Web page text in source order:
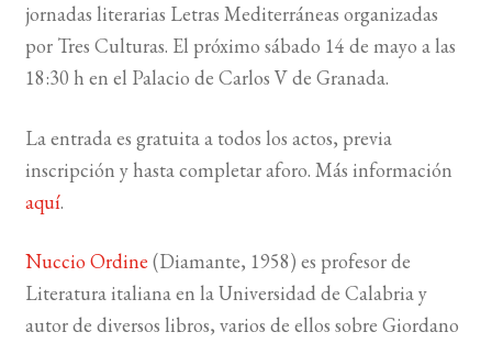
jornadas literarias Letras Mediterráneas organizadas
por Tres Culturas. El próximo sábado 14 de mayo a las
18:30 h en el Palacio de Carlos V de Granada.
La entrada es gratuita a todos los actos, previa
inscripción y hasta completar aforo. Más información
aquí.
Nuccio Ordine (Diamante, 1958) es profesor de
Literatura italiana en la Universidad de Calabria y
autor de diversos libros, varios de ellos sobre Giordano